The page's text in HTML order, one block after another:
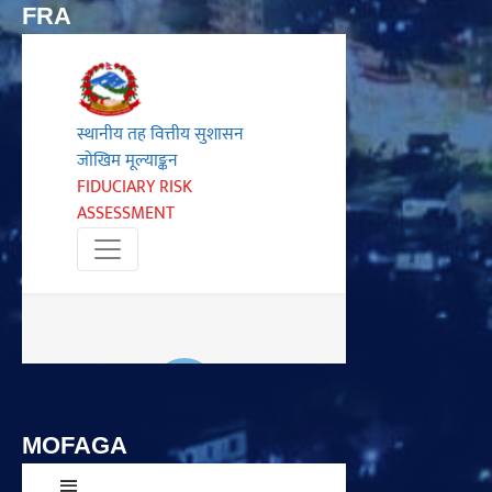
FRA
MOFAGA